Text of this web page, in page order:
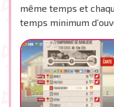
même temps et
temps minimum